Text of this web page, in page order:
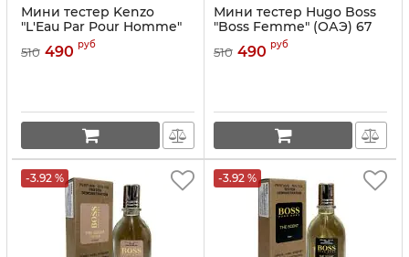
Мини тестер Kenzo
"L'Eau Par Pour Homme"
(ОАЭ) 67 ml
510 490 руб
Мини тестер Hugo Boss
"Boss Femme" (ОАЭ) 67
510 490 руб
-3.92 % -3.92 %